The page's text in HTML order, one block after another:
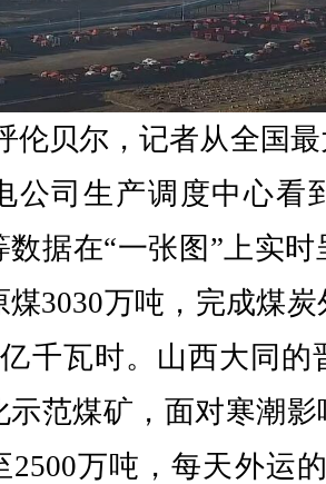
伦贝尔，记者从全国
公司生产调度中心看
据在“一张图”上实
煤3030万吨，完成煤
千瓦时。山西大同
示范煤矿，面对寒潮
2500万吨，每天外运